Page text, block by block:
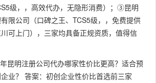
级，，高效代办，无隐形消费）；③昆明
限公司（口碑之王、TCS5级，，免费提供
可上门），三家均具备正规资质，值得信
昆明注册公司代办哪家性价比更高？适合预
业？ 答案：初创企业性价比首选前三家